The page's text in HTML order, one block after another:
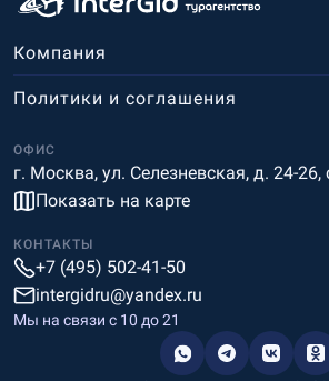
Компания
ОФИС
г. Москва, ул. Селезневская, д. 24-26,
Показать на карте
Политики и соглашения
КОНТАКТЫ
+7 (495) 502-41-50
intergidru@yandex.ru
Мы на связи c 10 до 21